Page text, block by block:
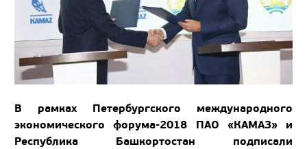
В рамках Петербургского международного
экономического форума-2018 ПАО «КАМАЗ» и
Республика Башкортостан подписали